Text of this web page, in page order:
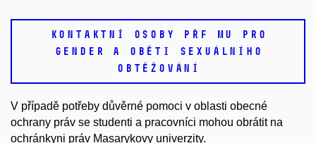
KONTAKTNÍ OSOBY PŘF MU PRO
GENDER A OBĚTI SEXUÁLNÍHO
OBTĚŽOVÁNÍ
V případě potřeby důvěrné pomoci v oblasti obecné
ochrany práv se studenti a pracovníci mohou obrátit na
ochránkyni práv Masarykovy univerzity.